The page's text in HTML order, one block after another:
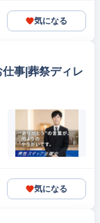
気になる
事|葬祭ディレ
気になる